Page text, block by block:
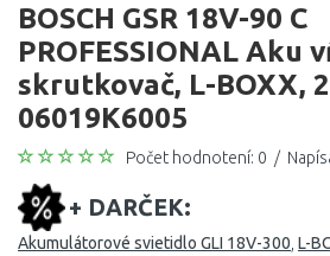
BOSCH GSR 18V-90 C
PROFESSIONAL Aku
skrutkovač, L-BOXX,
06019K6005
Počet hodnotení: 0 /
+ DARČEK:
Akumulátorové svietidlo GLI 18V-300 L-